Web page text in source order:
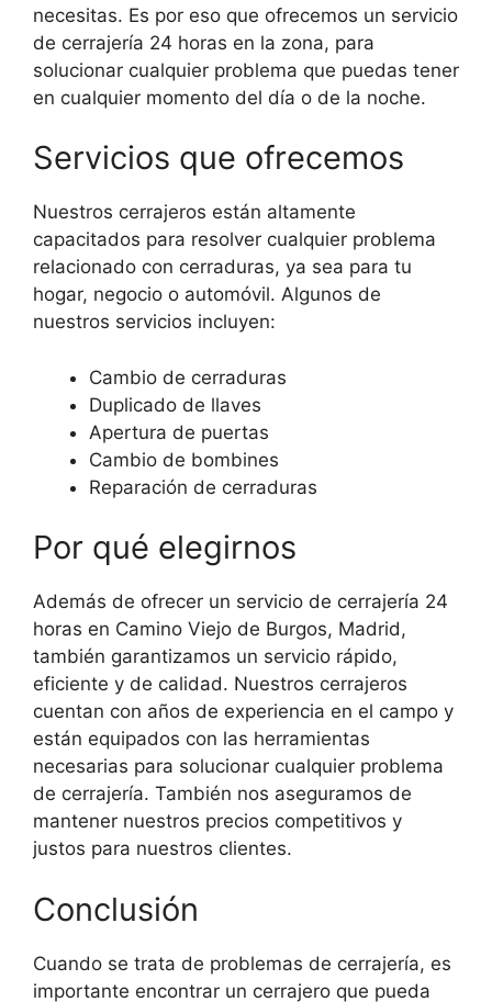
necesitas. Es por eso que ofrecemos un servicio
de cerrajería 24 horas en la zona, para
solucionar cualquier problema que puedas tener
en cualquier momento del día o de la noche.
Servicios que ofrecemos
Nuestros cerrajeros están altamente
capacitados para resolver cualquier problema
relacionado con cerraduras, ya sea para tu
hogar, negocio o automóvil. Algunos de
nuestros servicios incluyen:
Cambio de cerraduras
Duplicado de llaves
Apertura de puertas
Cambio de bombines
Reparación de cerraduras
Por qué elegirnos
Además de ofrecer un servicio de cerrajería 24
horas en Camino Viejo de Burgos, Madrid,
también garantizamos un servicio rápido,
eficiente y de calidad. Nuestros cerrajeros
cuentan con años de experiencia en el campo y
están equipados con las herramientas
necesarias para solucionar cualquier problema
de cerrajería. También nos aseguramos de
mantener nuestros precios competitivos y
justos para nuestros clientes.
Conclusión
Cuando se trata de problemas de cerrajería, es
importante encontrar un cerrajero que pueda